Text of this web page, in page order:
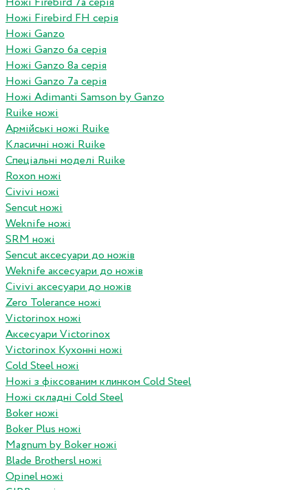
Ножі Firebird FH серія
Ножі Ganzo
Ножі Ganzo 6а серія
Ножі Ganzo 8а серія
Ножі Ganzo 7а серія
Ножі Adimanti Samson by Ganzo
Ruike ножі
Армійські ножі Ruike
Класичні ножі Ruike
Спеціальні моделі Ruike
Roxon ножi
Civivi ножі
Sencut ножі
Weknife ножі
SRM ножі
Sencut аксесуари до ножів
Weknife аксесуари до ножів
Civivi аксесуари до ножів
Zero Tolerance ножі
Victorinox ножі
Аксесуари Victorinox
Victorinox Кухонні ножі
Cold Steel ножі
Ножі з фіксованим клинком Cold Steel
Ножі складні Cold Steel
Boker ножі
Boker Plus ножі
Magnum by Boker ножі
Blade Brothersl ножі
Opinel ножі